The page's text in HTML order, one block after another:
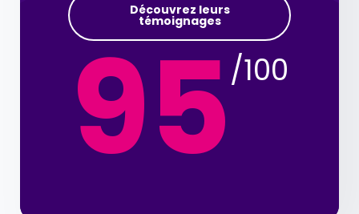
Découvrez leurs
témoignages
/100
95